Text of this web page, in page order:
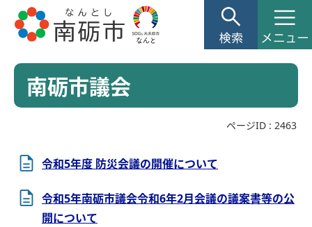
南砺市議会
ページID : 2463
令和5年度 防災会議の開催について
令和5年南砺市議会令和6年2月会議の議案書等の公
開について